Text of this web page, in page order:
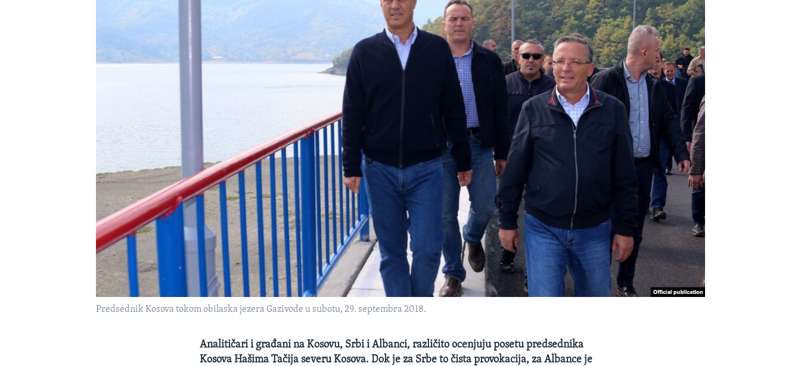
Predsednik Kosova tokom obilaska jezera Gazivode u subotu, 29. septembra 2018.
Analitičari i građani na Kosovu, Srbi i Albanci, različito ocenjuju posetu predsednika
Kosova Hašima Tačija severu Kosova. Dok je za Srbe to čista provokacija, za Albance je